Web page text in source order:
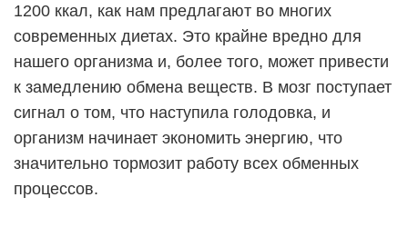
1200 ккал, как нам предлагают во многих
современных диетах. Это крайне вредно для
нашего организма и, более того, может привести
к замедлению обмена веществ. В мозг поступает
сигнал о том, что наступила голодовка, и
организм начинает экономить энергию, что
значительно тормозит работу всех обменных
процессов.